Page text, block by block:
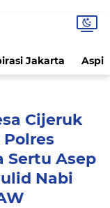
Jakarta
Cijeruk
Sertu Asep
Nabi